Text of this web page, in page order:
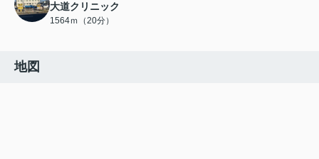
大道クリニック
1564ｍ（20分）
地図